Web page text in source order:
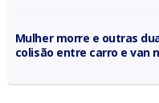
Mulher morre e outras
colisão entre carro e van